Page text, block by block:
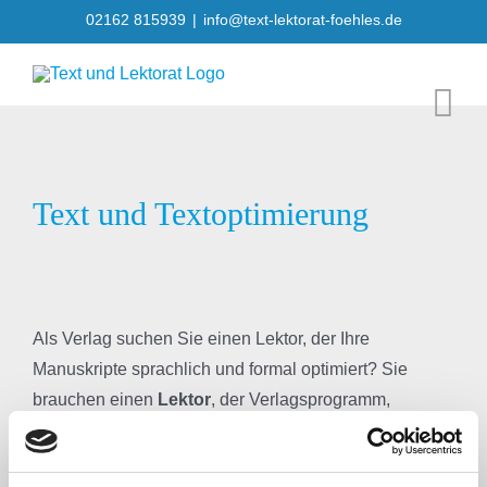
to
content
02162 815939 | info@text-lektorat-foehles.de
Text und Textoptimierung
Als Verlag suchen Sie einen Lektor, der Ihre
Manuskripte sprachlich und formal optimiert? Sie
brauchen einen Lektor, der Verlagsprogramm,
Zielgruppe und Erscheinungstermin im Auge behält?
Sie wünschen einen Profi, bei dem Autorenpflege und